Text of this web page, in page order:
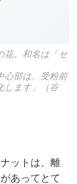
花。和名は「セ
心部は、受粉前
します」（谷
ットは、離
あってとて